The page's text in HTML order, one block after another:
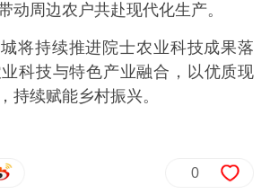
动周边农户共赴现代化生产。
将持续推进院士农业科技成果落
科技与特色产业融合，以优质现
持续赋能乡村振兴。
0